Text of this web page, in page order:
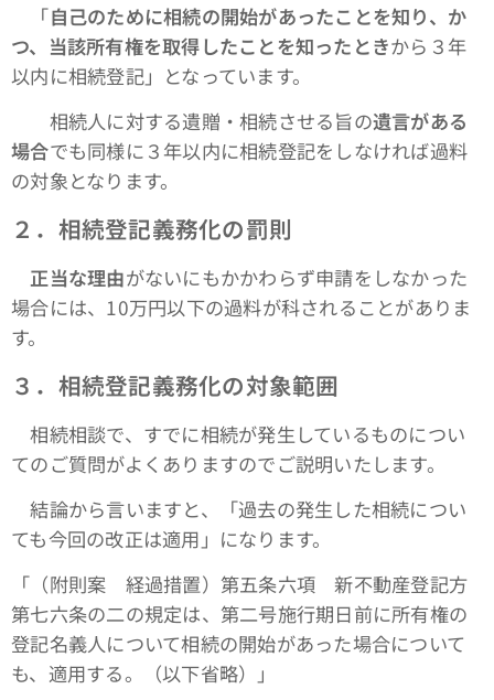
「自己のために相続の開始があったことを知り、か
つ、当該所有権を取得したことを知ったときから３年
以内に相続登記」となっています。
相続人に対する遺贈・相続させる旨の遺言がある
場合でも同様に３年以内に相続登記をしなければ過料
の対象となります。
２．相続登記義務化の罰則
正当な理由がないにもかかわらず申請をしなかった
場合には、10万円以下の過料が科されることがありま
す。
３．相続登記義務化の対象範囲
相続相談で、すでに相続が発生しているものについ
てのご質問がよくありますのでご説明いたします。
結論から言いますと、「過去の発生した相続につい
ても今回の改正は適用」になります。
「（附則案 経過措置）第五条六項 新不動産登記方
第七六条の二の規定は、第二号施行期日前に所有権の
登記名義人について相続の開始があった場合について
も、適用する。（以下省略）」